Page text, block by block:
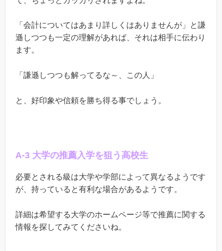
「会計についてはあまり詳しくはありませんが」と謙
遜しつつも一定の理解があれば、それは相手に伝わり
ます。
「謙遜しつつも解ってるな～、この人」
と、好印象や信頼を勝ち得る事でしょう。
A-3 大学の推薦入学を狙う高校生
必要とされる級は大学や学部によって異なるようです
が、持っていると有利な場合があるようです。
詳細は希望する大学のホームページ等で推薦に関する
情報を探してみてくださいね。